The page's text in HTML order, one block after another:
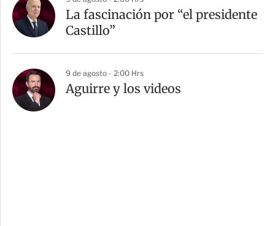
La fascinación por “el presidente
Castillo”
9 de agosto - 2:00 Hrs
Aguirre y los videos